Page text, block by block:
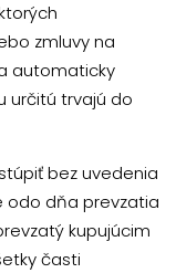
zmluvy na
automaticky
určitú trvajú do
bez uvedenia
odo dňa prevzatia
kupujúcim
časti